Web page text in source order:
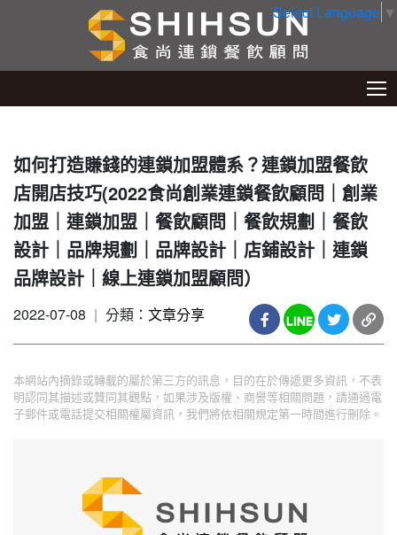
Select Language ▼
如何打造賺錢的連鎖加盟體系？連鎖加盟餐飲
店開店技巧(2022食尚創業連鎖餐飲顧問｜創業
加盟｜連鎖加盟｜餐飲顧問｜餐飲規劃｜餐飲
設計｜品牌規劃｜品牌設計｜店鋪設計｜連鎖
品牌設計｜線上連鎖加盟顧問）
2022-07-08 | 分類： 文章分享
本網站內摘錄或轉載的屬於第三方的訊息，目的在於傳遞更多資訊，不表
明認同其描述或贊同其觀點，如果涉及版權、商譽等相關問題，請通過電
子郵件或電話提交相關權屬資訊，我們將依相關規定第一時間進行刪除。